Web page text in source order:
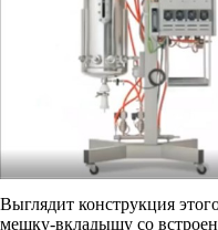
Выглядит конструкция
мешку-вкладышу со